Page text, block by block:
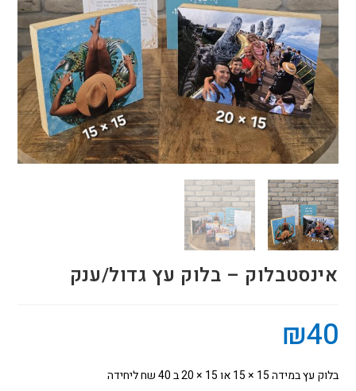
אינסטבלוק – בלוק עץ גדול/ענק
₪40
בלוק עץ במידה 15 × 15 או 15 × 20 ב 40 שח ליחידה